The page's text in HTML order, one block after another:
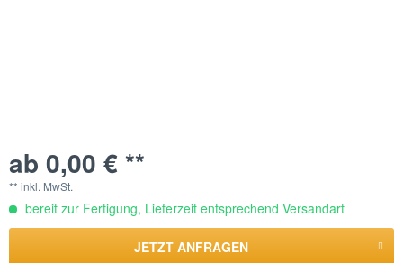
ab 0,00 € **
** inkl. MwSt.
bereit zur Fertigung, Lieferzeit entsprechend Versandart
JETZT ANFRAGEN